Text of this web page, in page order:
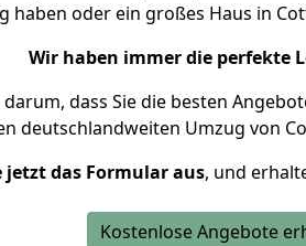
haben oder ein großes Haus in
Wir haben immer die perfekte
dass Sie die besten
deutschlandweiten Umzug von
jetzt das Formular aus, und
Kostenlose Angebote